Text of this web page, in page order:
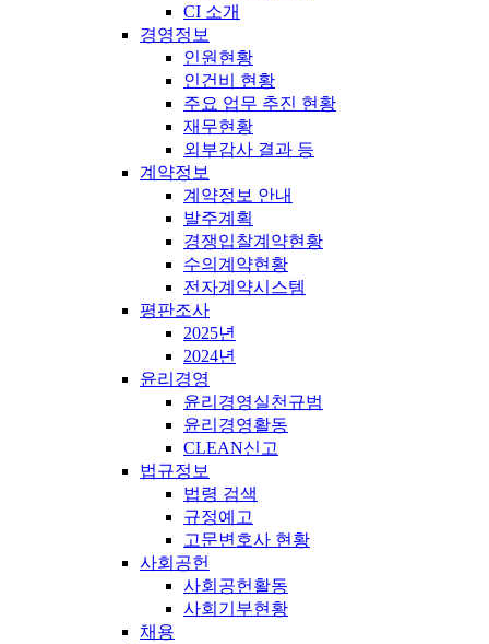
CI 소개
경영정보
인원현황
인건비 현황
주요 업무 추진 현황
재무현황
외부감사 결과 등
계약정보
계약정보 안내
발주계획
경쟁입찰계약현황
수의계약현황
전자계약시스템
평판조사
2025년
2024년
윤리경영
윤리경영실천규범
윤리경영활동
CLEAN신고
법규정보
법령 검색
규정예고
고문변호사 현황
사회공헌
사회공헌활동
사회기부현황
채용